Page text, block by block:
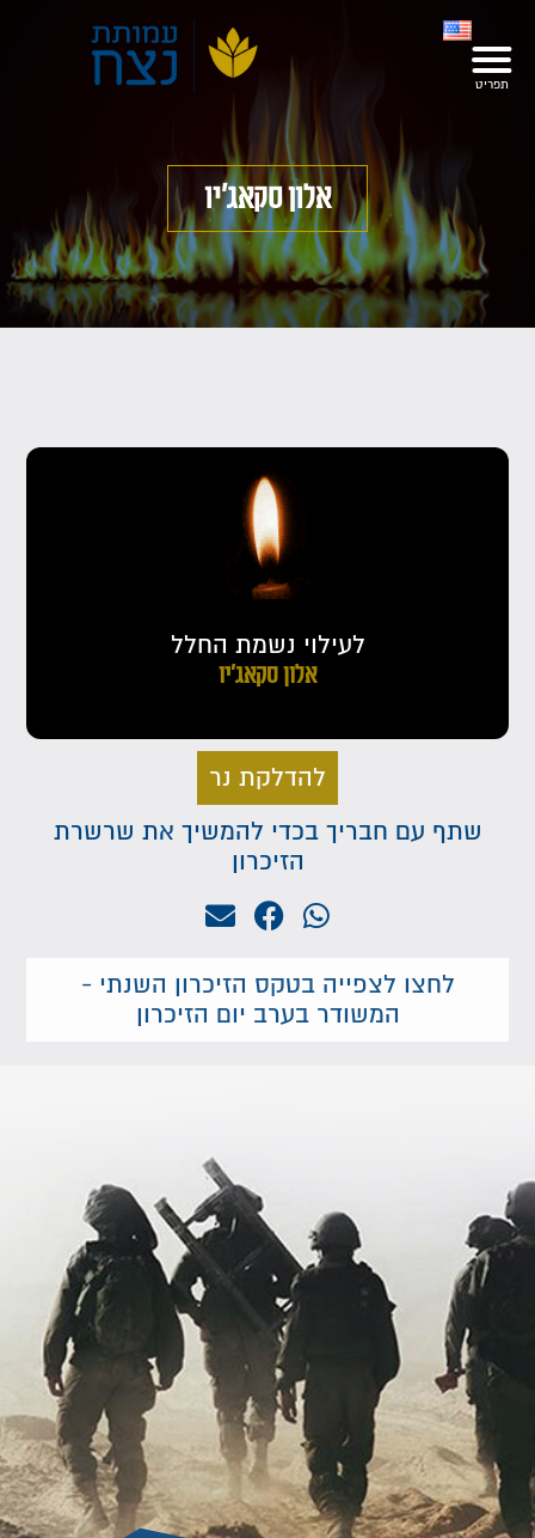
אלון סקאג'יו
לעילוי נשמת החלל
אלון סקאג'יו
להדלקת נר
שתף עם חבריך בכדי להמשיך את שרשרת
הזיכרון
לחצו לצפייה בטקס הזיכרון השנתי -
המשודר בערב יום הזיכרון